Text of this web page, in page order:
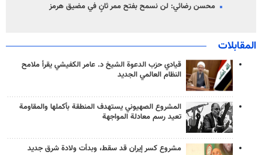
محسن رضائي: لن نسمح بفتح ممر ثانٍ في مضيق هرمز
المقابلات
قيادي حزب الدعوة الشيخ د. عامر الكفيشي يقرأ ملامح
النظام العالمي الجديد
المشروع الصهيوني يستهدف المنطقة بأكملها والمقاومة
تعيد رسم معادلة المواجهة
مشروع كسر إيران قد سقط، وبدأت ولادة شرق جديد